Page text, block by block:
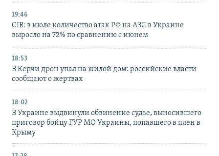
19:46
CIR: в июле количество атак РФ на АЗС в Украине
выросло на 72% по сравнению с июнем
18:53
В Керчи дрон упал на жилой дом: российские власти
сообщают о жертвах
18:02
В Украине выдвинули обвинение судье, выносившего
приговор бойцу ГУР МО Украины, попавшего в плен в
Крыму